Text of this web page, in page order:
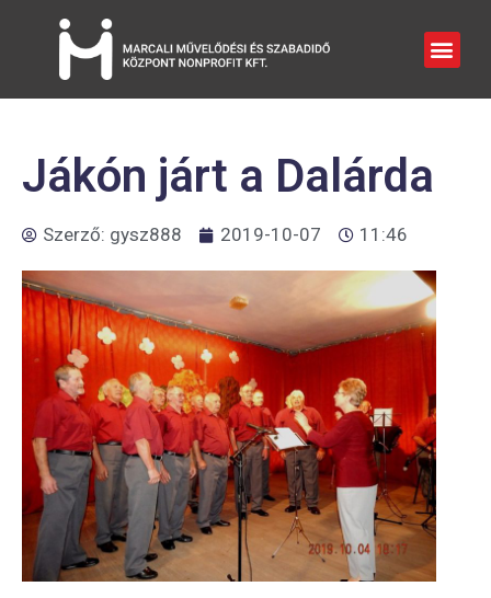
Jákón járt a Dalárda
Szerző: gysz888 2019-10-07 11:46